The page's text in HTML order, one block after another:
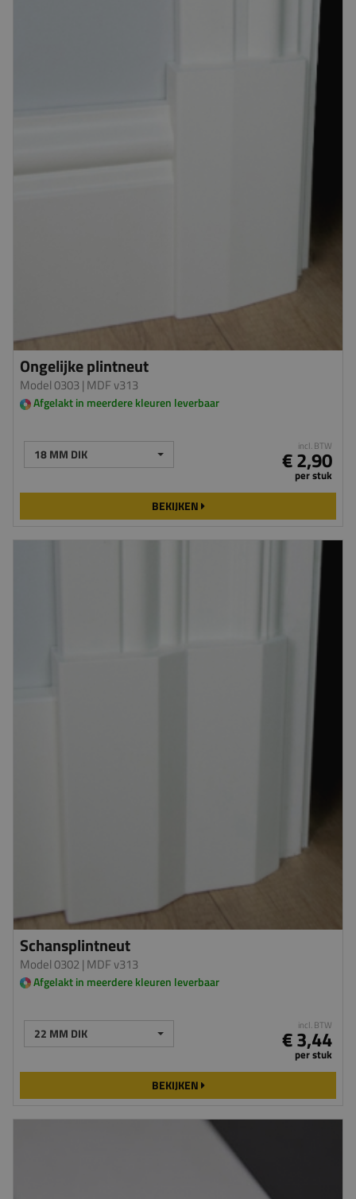
Ongelijke plintneut
Model 0303 | MDF v313
Afgelakt in meerdere kleuren leverbaar
18 MM DIK incl. BTW
€ 2,90
per stuk
BEKIJKEN
Schansplintneut
Model 0302| MDF v313
Afgelakt in meerdere kleuren leverbaar
22 MM DIK incl. BTW
€ 3,44
per stuk
BEKIJKEN